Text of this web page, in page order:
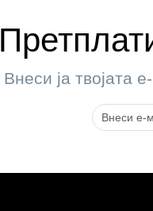
Внеси ја твојата